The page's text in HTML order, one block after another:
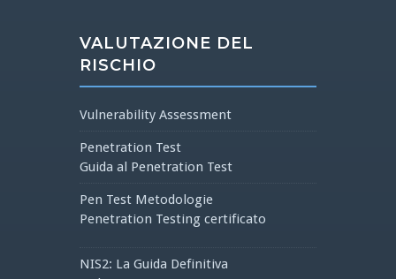
VALUTAZIONE DEL
RISCHIO
Vulnerability Assessment
Penetration Test
Guida al Penetration Test
Pen Test Metodologie
Penetration Testing certificato
NIS2: La Guida Definitiva